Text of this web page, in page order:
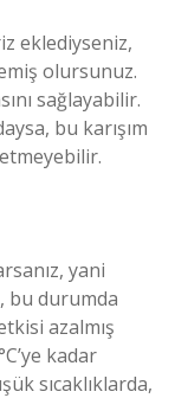
eklediyseniz,
olursunuz.
sağlayabilir.
bu karışım
yani
bu durumda
azalmış
kadar
sıcaklıklarda,